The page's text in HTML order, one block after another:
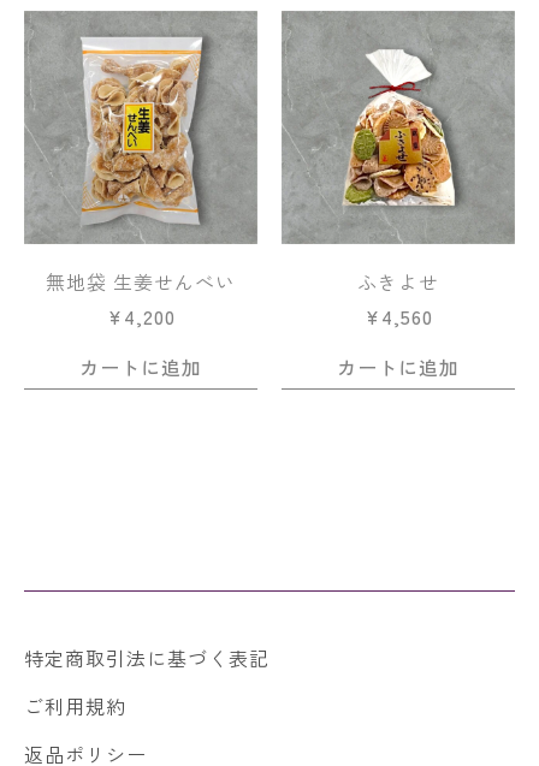
無地袋 生姜せんべい
¥4,200
カートに追加
ふきよせ
¥4,560
カートに追加
特定商取引法に基づく表記
ご利用規約
返品ポリシー